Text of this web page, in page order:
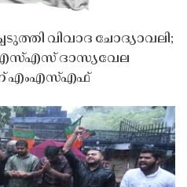
വിവാദ ചോദ്യാവലി;
ദാസ്യവേല
എംഎസ്എഫ്